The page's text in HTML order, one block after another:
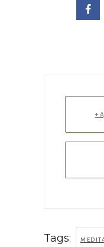
+
Tags: